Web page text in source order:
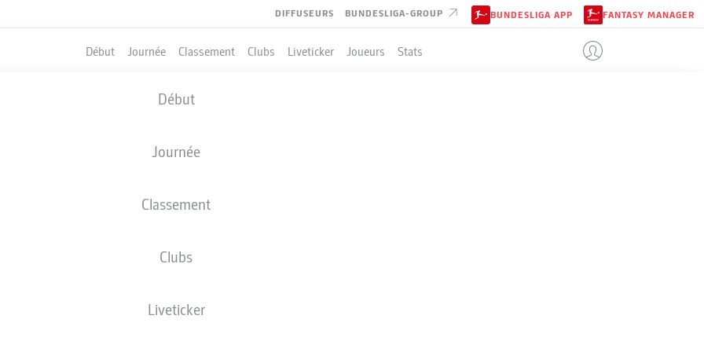
DIFFUSEURS BUNDESLIGA-GROUP BUNDESLIGA APP FANTASY MANAGER
Début Journée Classement Clubs Liveticker Joueurs Stats
Début
Journée
Classement
Clubs
Liveticker